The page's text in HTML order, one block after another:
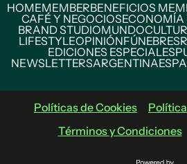
HOMEMEMBERBENEFICIOS
CAFÉ Y NEGOCIOSECONOMÍA
BRAND STUDIOMUNDO
LIFESTYLEOPINIÓNFÚNEBRES
EDICIONES ESPECIALES
NEWSLETTERSARGENTINA
Políticas de Cookies
Términos y Condiciones